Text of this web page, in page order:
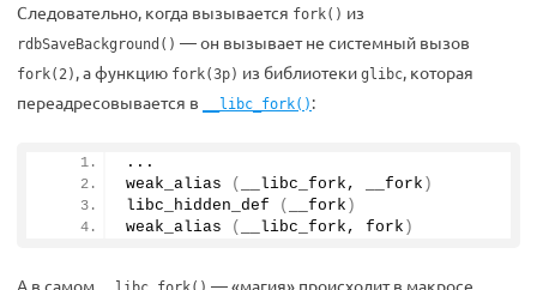
Следовательно, когда вызывается fork() из
rdbSaveBackground() — он вызывает не системный вызов
fork(2) , а функцию fork(3p) из библиотеки glibc, которая
переадресовывается в
__libc_fork() :
...
weak_alias
( __libc_fork, __fork )
libc_hidden_def
( __fork )
weak_alias
( __libc_fork, fork )
А в самом — «магия» происходит в макросе